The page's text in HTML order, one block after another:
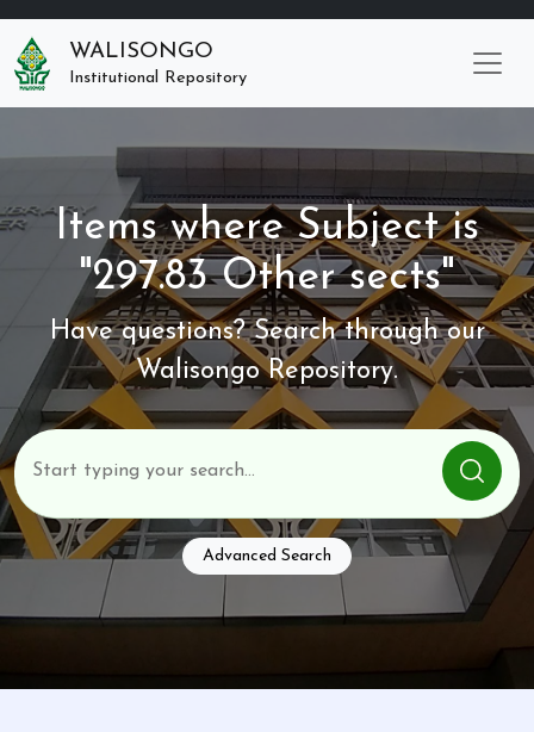
WALISONGO
Institutional Repository
Items where Subject is
"297.83 Other sects"
Have questions? Search through our
Walisongo Repository.
Advanced Search